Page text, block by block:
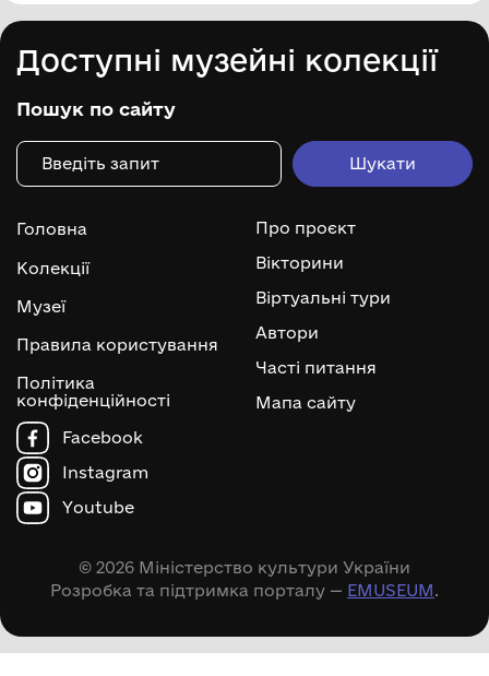
Доступні музейні колекції
Пошук по сайту
Головна
Колекції
Музеї
Правила користування
Політика
конфіденційності
Про проєкт
Вікторини
Віртуальні тури
Автори
Часті питання
Мапа сайту
Facebook
Instagram
Youtube
© 2026 Міністерство культури України
Розробка та підтримка порталу — EMUSEUM.